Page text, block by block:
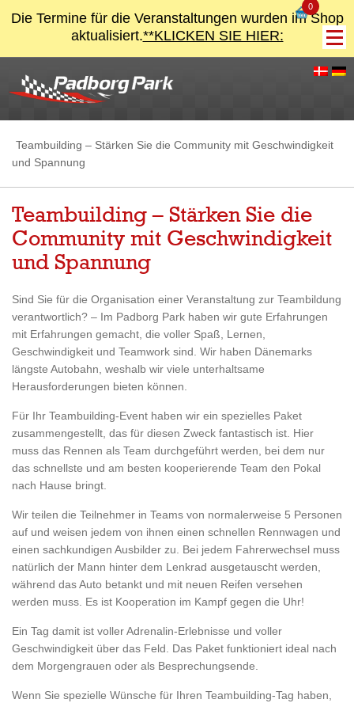
Die Termine für die Veranstaltungen wurden im Shop
aktualisiert.**KLICKEN SIE HIER:
Teambuilding – Stärken Sie die Community mit Geschwindigkeit
und Spannung
Teambuilding – Stärken Sie die
Community mit Geschwindigkeit
und Spannung
Sind Sie für die Organisation einer Veranstaltung zur Teambildung
verantwortlich? – Im Padborg Park haben wir gute Erfahrungen
mit Erfahrungen gemacht, die voller Spaß, Lernen,
Geschwindigkeit und Teamwork sind. Wir haben Dänemarks
längste Autobahn, weshalb wir viele unterhaltsame
Herausforderungen bieten können.
Für Ihr Teambuilding-Event haben wir ein spezielles Paket
zusammengestellt, das für diesen Zweck fantastisch ist. Hier
muss das Rennen als Team durchgeführt werden, bei dem nur
das schnellste und am besten kooperierende Team den Pokal
nach Hause bringt.
Wir teilen die Teilnehmer in Teams von normalerweise 5 Personen
auf und weisen jedem von ihnen einen schnellen Rennwagen und
einen sachkundigen Ausbilder zu. Bei jedem Fahrerwechsel muss
natürlich der Mann hinter dem Lenkrad ausgetauscht werden,
während das Auto betankt und mit neuen Reifen versehen
werden muss. Es ist Kooperation im Kampf gegen die Uhr!
Ein Tag damit ist voller Adrenalin-Erlebnisse und voller
Geschwindigkeit über das Feld. Das Paket funktioniert ideal nach
dem Morgengrauen oder als Besprechungsende.
Wenn Sie spezielle Wünsche für Ihren Teambuilding-Tag haben,
0